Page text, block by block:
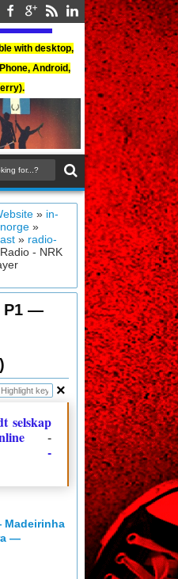
with desktop,
Android,
» in-
norge »
» radio-
Radio - NRK
P1 —
selskap
-
-
—